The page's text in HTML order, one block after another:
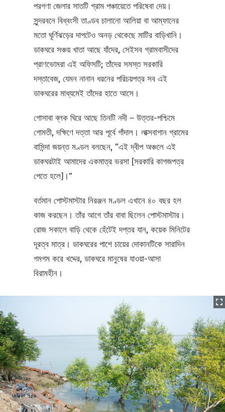
পরগণা জেলার সাতটি গ্রাম পঞ্চায়েতে পরিষেবা দেয়।
সুন্দরবনে বিধ্বংসী তাণ্ডব চালানো আলিয়া বা আম্ফানের
মতো ঘূর্ণিঝড়ের দাপটেও অনড় থেকেছে মাটির বাড়িখানি।
ডাকঘরে সঞ্চয় খাতা আছে যাঁদের, সেইসব গ্রামবাসীদের
প্রাণভোমরা এই অফিসটি; তাঁদের সমস্ত সরকারি
দস্তাবেজ, যেমন নানান ধরনের পরিচয়পত্র সব এই
ডাকঘরের মাধ্যমেই তাঁদের হাতে আসে।
গোসাবা ব্লক ঘিরে আছে তিনটি নদী – উত্তর-পশ্চিমে
গোমতী, দক্ষিণে দত্তা আর পূর্বে গাঁদাল। লাক্সবাগান গ্রামের
বাসিন্দা জয়ন্ত মণ্ডল বলছেন, “এই দ্বীপ অঞ্চলে এই
ডাকঘরটাই আমাদের একমাত্র ভরসা [সরকারি কাগজপত্র
পেতে হলে]।”
বর্তমান পোস্টমাস্টার নিরঞ্জন মণ্ডল এখানে ৪০ বছর হল
কাজ করছেন। তাঁর আগে তাঁর বাবা ছিলেন পোস্টমাস্টার।
রোজ সকালে বাড়ি থেকে হেঁটেই দপ্তর যান, কয়েক মিনিটের
দূরত্ব মাত্র। ডাকঘরের পাশে চায়ের দোকানটিকে সারাদিন
গমগম করে খদ্দের, ডাকঘরে মানুষের যাওয়া-আসা
বিরামহীন।